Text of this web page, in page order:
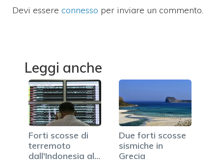
Devi essere connesso per inviare un commento.
Leggi anche
Forti scosse di
terremoto
dall'Indonesia al
Due forti scosse
sismiche in
Grecia